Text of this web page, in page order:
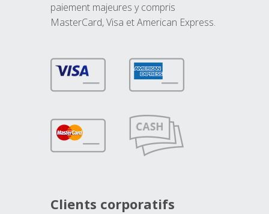
paiement majeures y compris
MasterCard, Visa et American Express.
Clients corporatifs